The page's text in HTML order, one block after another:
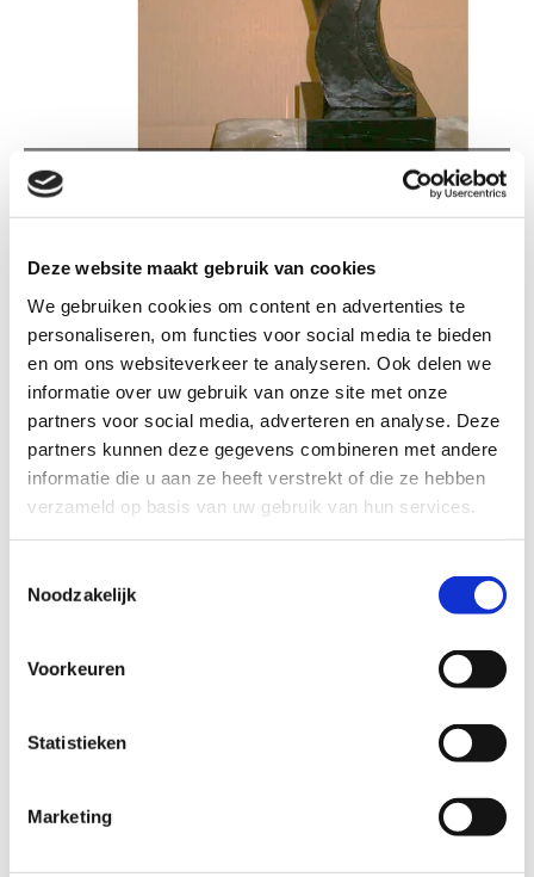
Deze website maakt gebruik van cookies
We gebruiken cookies om content en advertenties te
personaliseren, om functies voor social media te bieden
en om ons websiteverkeer te analyseren. Ook delen we
informatie over uw gebruik van onze site met onze
partners voor social media, adverteren en analyse. Deze
partners kunnen deze gegevens combineren met andere
informatie die u aan ze heeft verstrekt of die ze hebben
verzameld op basis van uw gebruik van hun services.
Noodzakelijk
Voorkeuren
Statistieken
Marketing
CV029 PAARDENHOOFD ARABIER
CV029 Paardenhoofd Arabier
Formaat
Kleur: Brons patina
€ 402,50
Aanvraag informatie / bestellen
Artikelnummer: CV029